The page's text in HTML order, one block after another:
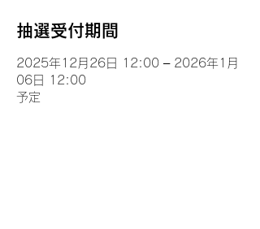
抽選受付期間
2025年12月26日 12:00 – 2026年1月
06日 12:00
予定